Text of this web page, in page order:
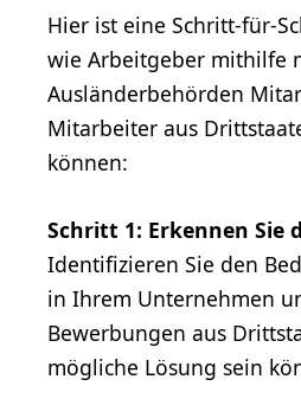
Hier ist eine Schritt-für-
wie Arbeitgeber mithilfe
Ausländerbehörden
Mitarbeiter aus
können:
Schritt 1: Erkennen Sie
Identifizieren Sie den
in Ihrem Unternehmen
Bewerbungen aus
mögliche Lösung sein